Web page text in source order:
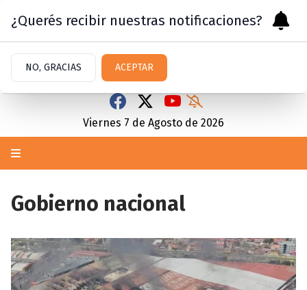
Viernes 7 de Agosto de 2026
Gobierno nacional
¿Querés recibir nuestras notificaciones?
NO, GRACIAS ACEPTAR